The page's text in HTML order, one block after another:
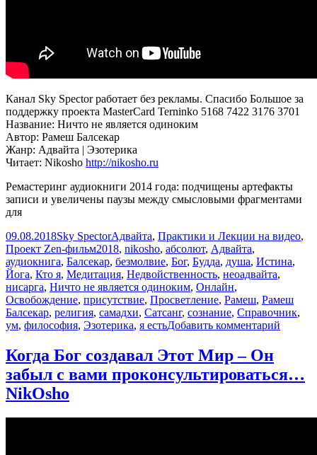
Канал Sky Spector работает без рекламы. Спасибо Большое за
поддержку проекта MasterCard Terninko 5168 7422 3176 3701
Название: Ничто не является одиноким
Автор: Рамеш Балсекар
Жанр: Адвайта | Эзотерика
Читает: Nikosho http://nikosho.ru
Ремастеринг аудиокниги 2014 года: подчищены артефакты
записи и увеличены паузы между смысловыми фрагментами
для
Опубликовано
09.08.2018Автор
Sky SpectorРубрики
Адвайта, Практики и Лекции на видео,
Проект Zen-фильмМетки
2018, nikosho, абсолют, Адвайта,
аудиокнига, Балсекар, безмолвие, Бог, Будда, душа, Истина,
Йога, Кто я, Медитация, Недвойственность, неоадвайта,
нисарга, Ничто не является одиноким, Онлайн,
Освобождение, присутствие, Просветление, Рамеш, Рамеш
Балсекар, религия, самадхи, Сатсанг, сознание, Справочник,
ум, философия, Эзотерика, я естьДобавить комментарий
Когда Бог создавал Этот Мир – Он
забыл с вами проконсультироваться…
NikOsho